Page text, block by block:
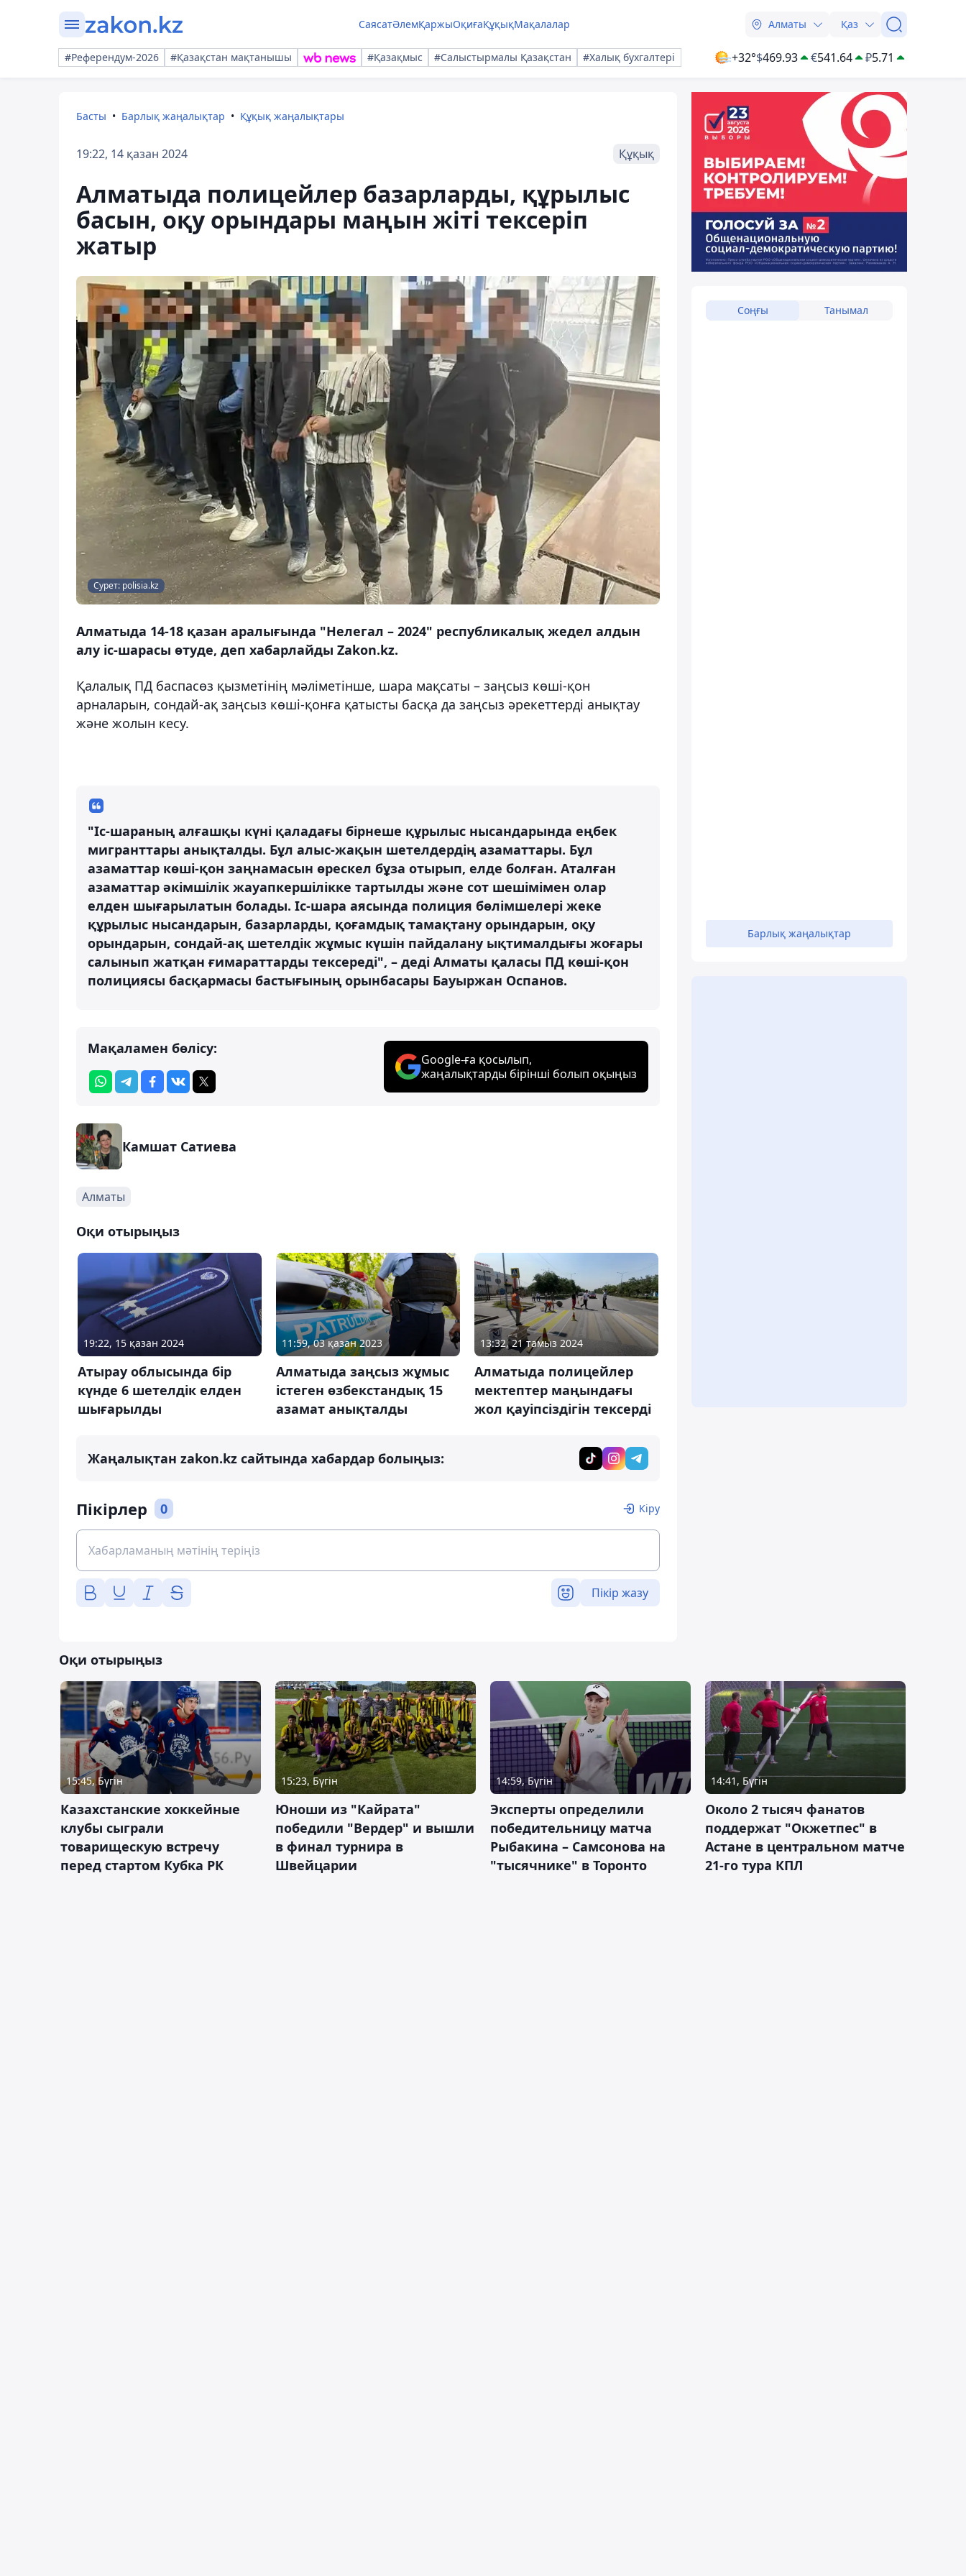
СаясатӘлемҚаржыОқиғаҚұқықМақалалар Алматы Қаз
#Референдум-2026 #Қазақстан мақтанышы #Қазақмыс #Салыстырмалы Қазақстан #Халық бухгалтері +32°$469.93 €541.64 ₽5.71
Басты Барлық жаңалықтар Құқық жаңалықтары
19:22, 14 қазан 2024 Құқық
Алматыда полицейлер базарларды, құрылыс
басын, оқу орындары маңын жіті тексеріп
жатыр
Сурет: polisia.kz
Алматыда 14-18 қазан аралығында "Нелегал – 2024" республикалық жедел алдын
алу іс-шарасы өтуде, деп хабарлайды Zakon.kz.
Қалалық ПД баспасөз қызметінің мәліметінше, шара мақсаты – заңсыз көші-қон
арналарын, сондай-ақ заңсыз көші-қонға қатысты басқа да заңсыз әрекеттерді анықтау
және жолын кесу.
"Іс-шараның алғашқы күні қаладағы бірнеше құрылыс нысандарында еңбек
мигранттары анықталды. Бұл алыс-жақын шетелдердің азаматтары. Бұл
азаматтар көші-қон заңнамасын өрескел бұза отырып, елде болған. Аталған
азаматтар әкімшілік жауапкершілікке тартылды және сот шешімімен олар
елден шығарылатын болады. Іс-шара аясында полиция бөлімшелері жеке
құрылыс нысандарын, базарларды, қоғамдық тамақтану орындарын, оқу
орындарын, сондай-ақ шетелдік жұмыс күшін пайдалану ықтималдығы жоғары
салынып жатқан ғимараттарды тексереді", – деді Алматы қаласы ПД көші-қон
полициясы басқармасы бастығының орынбасары Бауыржан Оспанов.
Мақаламен бөлісу:
Google-ға қосылып,
жаңалықтарды бірінші болып оқыңыз
Камшат Сатиева
Алматы
Оқи отырыңыз
19:22, 15 қазан 2024
Атырау облысында бір
күнде 6 шетелдік елден
шығарылды
11:59, 03 қазан 2023
Алматыда заңсыз жұмыс
істеген өзбекстандық 15
азамат анықталды
13:32, 21 тамыз 2024
Алматыда полицейлер
мектептер маңындағы
жол қауіпсіздігін тексерді
Жаңалықтан zakon.kz сайтында хабардар болыңыз:
Пікірлер 0 Кіру
Пікір жазу
Соңғы Танымал
Барлық жаңалықтар
Оқи отырыңыз
15:45, Бүгін
Казахстанские хоккейные
клубы сыграли
товарищескую встречу
перед стартом Кубка РК
15:23, Бүгін
Юноши из "Кайрата"
победили "Вердер" и вышли
в финал турнира в
Швейцарии
14:59, Бүгін
Эксперты определили
победительницу матча
Рыбакина – Самсонова на
"тысячнике" в Торонто
14:41, Бүгін
Около 2 тысяч фанатов
поддержат "Окжетпес" в
Астане в центральном матче
21-го тура КПЛ